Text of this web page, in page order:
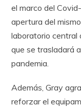
el marco del
apertura del
laboratorio central
que se trasladará
pandemia.
Además, Gray
reforzar el